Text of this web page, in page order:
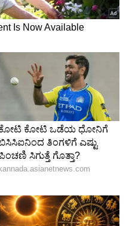
ಸಂಪೂರ್ಣವಾಗಿ
ಗುರು, ಶುಕ್ರ ಮತ್ತು